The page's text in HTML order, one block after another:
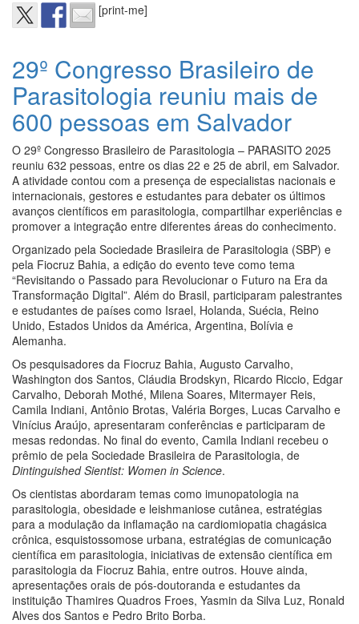
[print-me]
29º Congresso Brasileiro de
Parasitologia reuniu mais de
600 pessoas em Salvador
O 29º Congresso Brasileiro de Parasitologia – PARASITO 2025
reuniu 632 pessoas, entre os dias 22 e 25 de abril, em Salvador.
A atividade contou com a presença de especialistas nacionais e
internacionais, gestores e estudantes para debater os últimos
avanços científicos em parasitologia, compartilhar experiências e
promover a integração entre diferentes áreas do conhecimento.
Organizado pela Sociedade Brasileira de Parasitologia (SBP) e
pela Fiocruz Bahia, a edição do evento teve como tema
“Revisitando o Passado para Revolucionar o Futuro na Era da
Transformação Digital”. Além do Brasil, participaram palestrantes
e estudantes de países como Israel, Holanda, Suécia, Reino
Unido, Estados Unidos da América, Argentina, Bolívia e
Alemanha.
Os pesquisadores da Fiocruz Bahia, Augusto Carvalho,
Washington dos Santos, Cláudia Brodskyn, Ricardo Riccio, Edgar
Carvalho, Deborah Mothé, Milena Soares, Mitermayer Reis,
Camila Indiani, Antônio Brotas, Valéria Borges, Lucas Carvalho e
Vinícius Araújo, apresentaram conferências e participaram de
mesas redondas. No final do evento, Camila Indiani recebeu o
prêmio de pela Sociedade Brasileira de Parasitologia, de
Dintinguished Sientist: Women in Science.
Os cientistas abordaram temas como imunopatologia na
parasitologia, obesidade e leishmaniose cutânea, estratégias
para a modulação da inflamação na cardiomiopatia chagásica
crônica, esquistossomose urbana, estratégias de comunicação
científica em parasitologia, iniciativas de extensão científica em
parasitologia da Fiocruz Bahia, entre outros. Houve ainda,
apresentações orais de pós-doutoranda e estudantes da
instituição Thamires Quadros Froes, Yasmin da Silva Luz, Ronald
Alves dos Santos e Pedro Brito Borba.